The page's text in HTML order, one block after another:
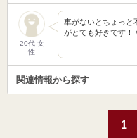
20代 女
性
車がないとちょっと
がとても好きです！
関連情報から探す
1